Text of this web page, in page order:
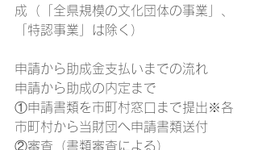
成（「全県規模の文化団体の事業」、
「特認事業」は除く）
申請から助成金支払いまでの流れ
申請から助成の内定まで
①申請書類を市町村窓口まで提出※各
市町村から当財団へ申請書類送付
②審査（書類審査による）